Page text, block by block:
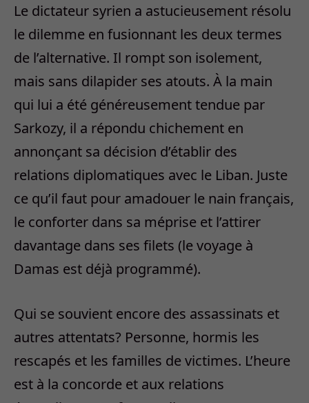
Le dictateur syrien a astucieusement résolu
le dilemme en fusionnant les deux termes
de l’alternative. Il rompt son isolement,
mais sans dilapider ses atouts. À la main
qui lui a été généreusement tendue par
Sarkozy, il a répondu chichement en
annonçant sa décision d’établir des
relations diplomatiques avec le Liban. Juste
ce qu’il faut pour amadouer le nain français,
le conforter dans sa méprise et l’attirer
davantage dans ses filets (le voyage à
Damas est déjà programmé).
Qui se souvient encore des assassinats et
autres attentats? Personne, hormis les
rescapés et les familles de victimes. L’heure
est à la concorde et aux relations